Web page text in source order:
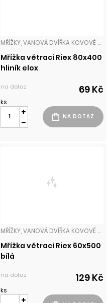
MŘÍŽKY, VANOVÁ DVÍŘKA KOVOVÉ MŘÍŽKY
Mřížka větrací Riex 80x400
hliník elox
na dotaz 69 Kč
ks
MŘÍŽKY, VANOVÁ DVÍŘKA KOVOVÉ MŘÍŽKY
Mřížka větrací Riex 60x500
bílá
na dotaz 129 Kč
ks